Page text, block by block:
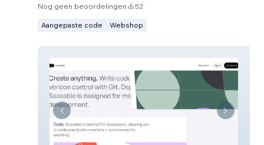
Nog geen beoordelingen 52
Aangepaste code Webshop